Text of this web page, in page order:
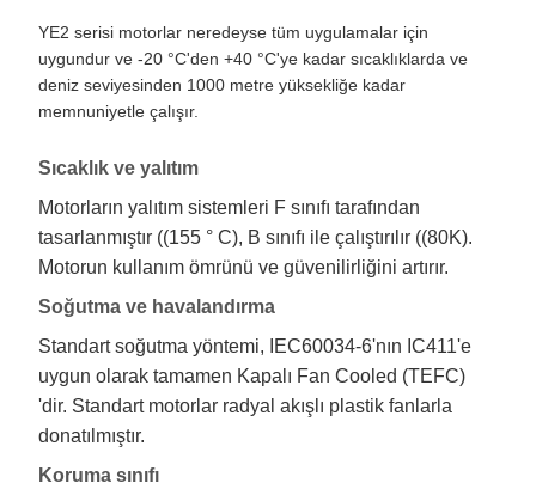
YE2 serisi motorlar neredeyse tüm uygulamalar için
uygundur ve -20 °C'den +40 °C'ye kadar sıcaklıklarda ve
deniz seviyesinden 1000 metre yüksekliğe kadar
memnuniyetle çalışır.
Sıcaklık ve yalıtım
Motorların yalıtım sistemleri F sınıfı tarafından
tasarlanmıştır ((155 ° C), B sınıfı ile çalıştırılır ((80K).
Motorun kullanım ömrünü ve güvenilirliğini artırır.
Soğutma ve havalandırma
Standart soğutma yöntemi, IEC60034-6'nın IC411'e
uygun olarak tamamen Kapalı Fan Cooled (TEFC)
'dir. Standart motorlar radyal akışlı plastik fanlarla
donatılmıştır.
Koruma sınıfı